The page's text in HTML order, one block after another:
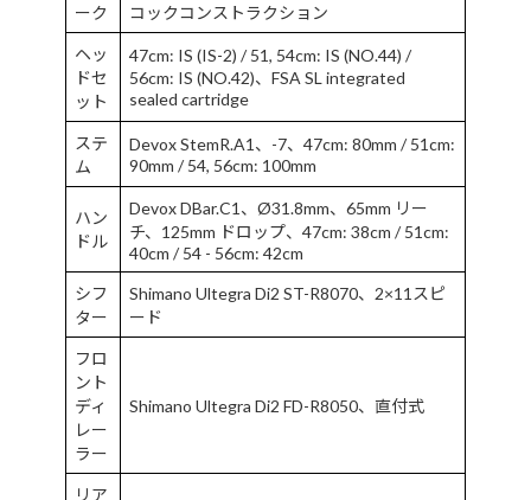
ーク
コックコンストラクション
ヘッ
ドセ
ット
47cm: IS (IS-2) / 51, 54cm: IS (NO.44) /
56cm: IS (NO.42)、FSA SL integrated
sealed cartridge
ステ
ム
Devox StemR.A1、-7、47cm: 80mm / 51cm:
90mm / 54, 56cm: 100mm
ハン
ドル
Devox DBar.C1、Ø31.8mm、65mm リー
チ、125mm ドロップ、47cm: 38cm / 51cm:
40cm / 54 - 56cm: 42cm
シフ
ター
Shimano Ultegra Di2 ST-R8070、2×11スピ
ード
フロ
ント
ディ
レー
ラー
Shimano Ultegra Di2 FD-R8050、直付式
リア